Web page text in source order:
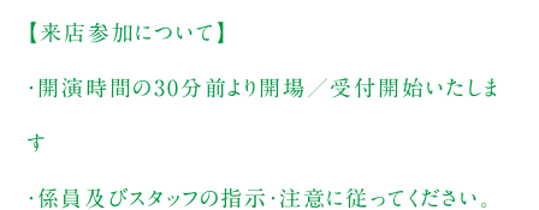
【来店参加について】
・開演時間の30分前より開場／受付開始いたしま
す
・係員及びスタッフの指示・注意に従ってください。